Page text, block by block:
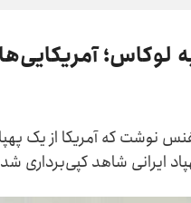
نوشت که آمریکا از یک
ایرانی شاهد کپی‌برداری